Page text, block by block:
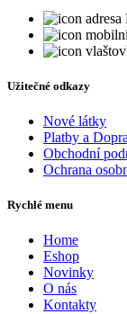
Užitečné odkazy
Nové látky
Platby a
Obchodní
Ochrana
Rychlé menu
Home
Eshop
Novinky
O nás
Kontakty